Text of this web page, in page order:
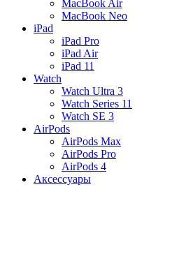
MacBook Air
MacBook Neo
iPad
iPad Pro
iPad Air
iPad 11
Watch
Watch Ultra 3
Watch Series 11
Watch SE 3
AirPods
AirPods Max
AirPods Pro
AirPods 4
Аксессуары